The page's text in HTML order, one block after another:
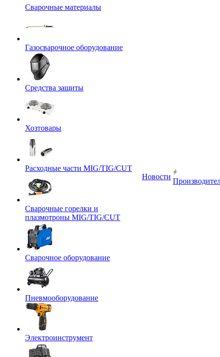
Сварочные материалы
Газосварочное оборудование
Средства защиты
Хозтовары
Расходные части MIG/TIG/CUT
Сварочные горелки и
плазмотроны MIG/TIG/CUT
Сварочное оборудование
Пневмооборудование
Электроинструмент
Новости